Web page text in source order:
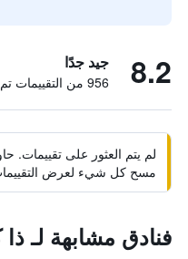
8.2 جيد جدًا
956 من التقييمات تم التحقق منها
لم يتم العثور على تقييمات.
مسح كل شيء لعرض
فنادق مشابهة لـ